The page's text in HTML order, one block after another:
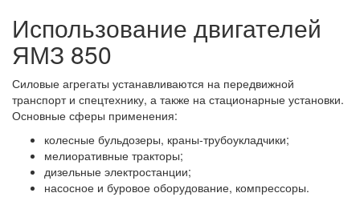
Использование двигателей
ЯМЗ 850
Силовые агрегаты устанавливаются на передвижной
транспорт и спецтехнику, а также на стационарные установки.
Основные сферы применения:
колесные бульдозеры, краны-трубоукладчики;
мелиоративные тракторы;
дизельные электростанции;
насосное и буровое оборудование, компрессоры.